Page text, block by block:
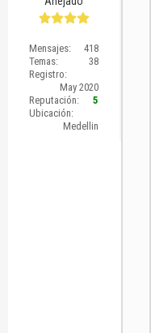
Mensajes:
418
Temas:
38
Registro:
May 2020
Reputación:
5
Ubicación:
Medellin